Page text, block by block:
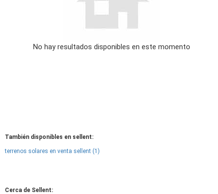
No hay resultados disponibles en este momento
También disponibles en sellent:
terrenos solares en venta sellent (1)
Cerca de Sellent: